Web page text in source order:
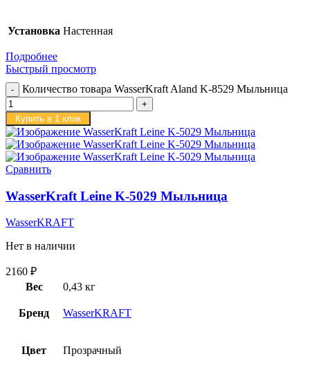
Установка Настенная
Подробнее
Быстрый просмотр
Количество товара WasserKraft Aland K-8529 Мыльница
Купить в 1 клик
Сравнить
WasserKraft Leine K-5029 Мыльница
WasserKRAFT
Нет в наличии
2160 ₽
Вес
0,43 кг
Бренд WasserKRAFT
Цвет Прозрачный